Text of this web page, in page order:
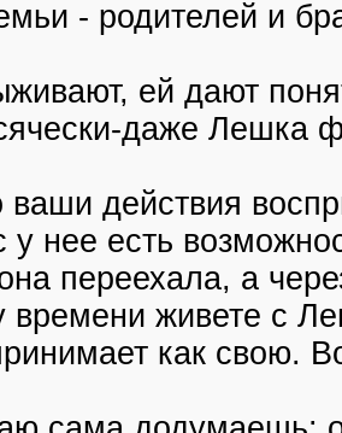
- родителей и
ей дают
даже Лешка
ваши действия
у нее есть
переехала, а
времени живете с
как свою.